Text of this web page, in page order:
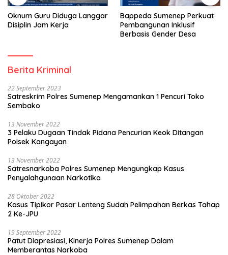
Oknum Guru Diduga Langgar
Disiplin Jam Kerja
Bappeda Sumenep Perkuat
Pembangunan Inklusif
Berbasis Gender Desa
Berita Kriminal
22 September 2023
Satreskrim Polres Sumenep Mengamankan 1 Pencuri Toko
Sembako
13 November 2022
3 Pelaku Dugaan Tindak Pidana Pencurian Keok Ditangan
Polsek Kangayan
13 November 2022
Satresnarkoba Polres Sumenep Mengungkap Kasus
Penyalahgunaan Narkotika
28 Oktober 2022
Kasus Tipikor Pasar Lenteng Sudah Pelimpahan Berkas Tahap
2 Ke-JPU
19 September 2022
Patut Diapresiasi, Kinerja Polres Sumenep Dalam
Memberantas Narkoba